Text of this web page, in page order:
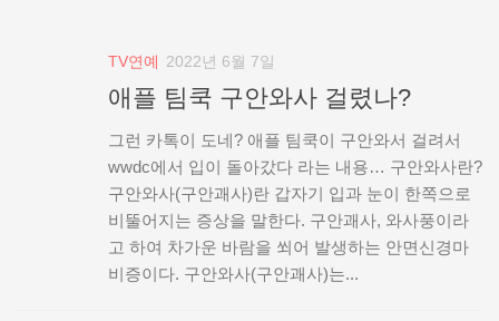
TV연예 2022년 6월 7일
애플 팀쿡 구안와사 걸렸나?
그런 카톡이 도네? 애플 팀쿡이 구안와서 걸려서
wwdc에서 입이 돌아갔다 라는 내용… 구안와사란?
구안와사(구안괘사)란 갑자기 입과 눈이 한쪽으로
비뚤어지는 증상을 말한다. 구안괘사, 와사풍이라
고 하여 차가운 바람을 쐬어 발생하는 안면신경마
비증이다. 구안와사(구안괘사)는...